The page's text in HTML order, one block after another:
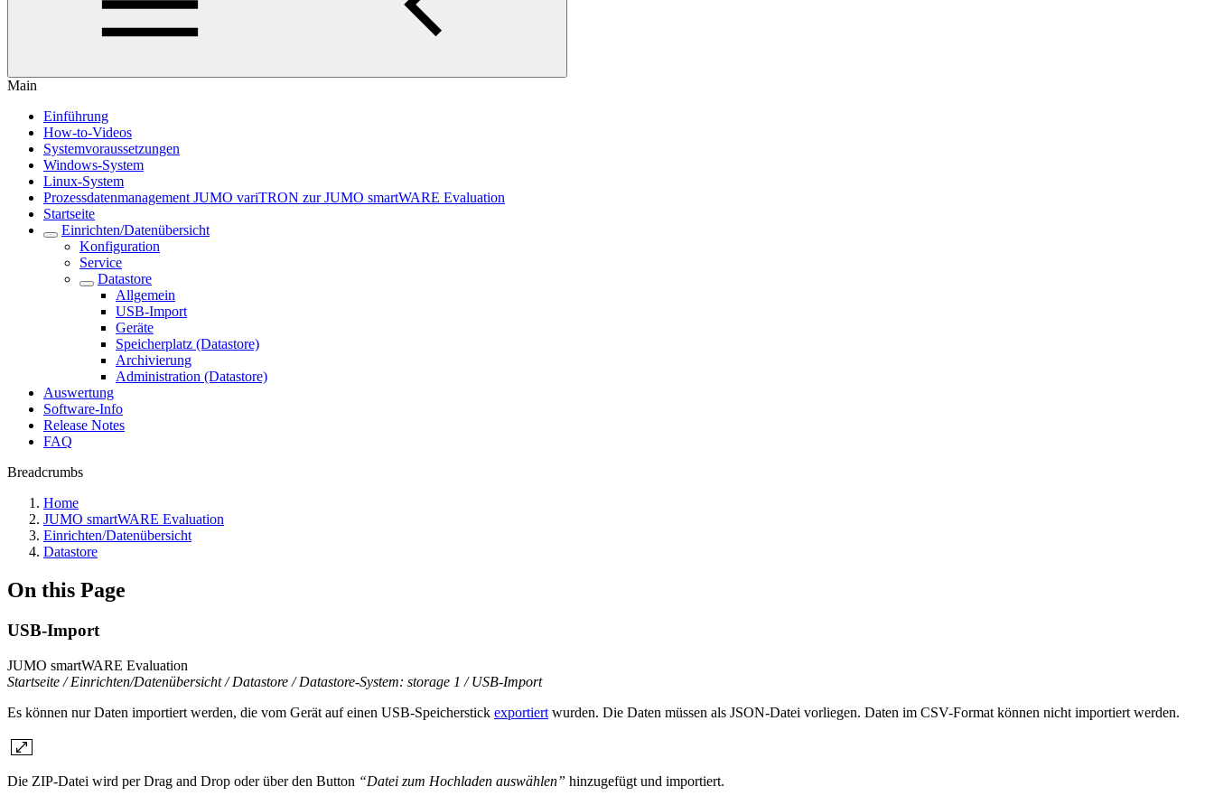
Main
Einführung
How-to-Videos
Systemvoraussetzungen
Windows-System
Linux-System
Prozessdatenmanagement JUMO variTRON zur JUMO smartWARE Evaluation
Startseite
Einrichten/Datenübersicht
Konfiguration
Service
Datastore
Allgemein
USB-Import
Geräte
Speicherplatz (Datastore)
Archivierung
Administration (Datastore)
Auswertung
Software-Info
Release Notes
FAQ
Breadcrumbs
Home
JUMO smartWARE Evaluation
Einrichten/Datenübersicht
Datastore
On this Page
USB-Import
JUMO smartWARE Evaluation
Startseite / Einrichten/Datenübersicht / Datastore / Datastore-System: storage 1 / USB-Import
Es können nur Daten importiert werden, die vom Gerät auf einen USB-Speicherstick exportiert wurden. Die Daten müssen als JSON-Datei vorliegen. Daten im CSV-Format können nicht importiert werden.
Die ZIP-Datei wird per Drag and Drop oder über den Button “Datei zum Hochladen auswählen” hinzugefügt und importiert.